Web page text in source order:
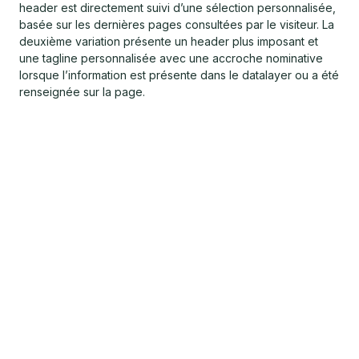
header est directement suivi d’une sélection personnalisée,
basée sur les dernières pages consultées par le visiteur. La
deuxième variation présente un header plus imposant et
une tagline personnalisée avec une accroche nominative
lorsque l’information est présente dans le datalayer ou a été
renseignée sur la page.